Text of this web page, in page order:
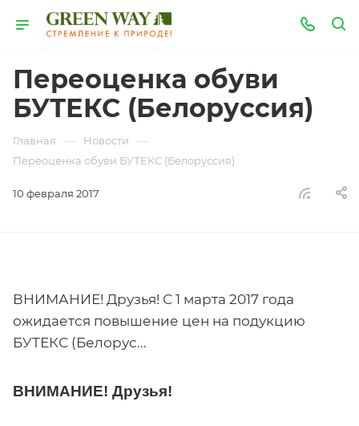
Переоценка обуви
БУТЕКС (Белоруссия)
Главная — Новости —
Переоценка обуви БУТЕКС (Белоруссия)
10 февраля 2017
ВНИМАНИЕ! Друзья! С 1 марта 2017 года
ожидается повышение цен на подукцию
БУТЕКС (Белорус...
ВНИМАНИЕ! Друзья!